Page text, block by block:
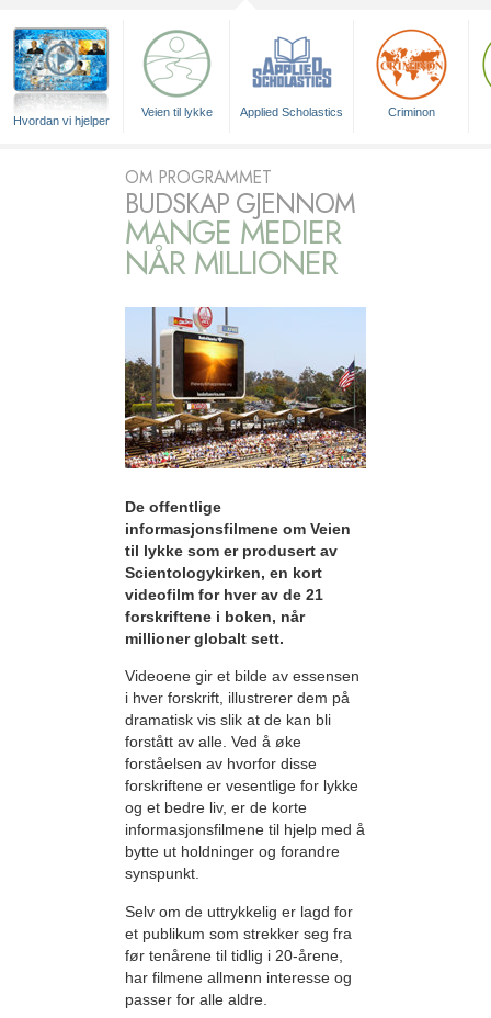
Hvordan vi hjelper
Veien til lykke Applied Scholastics Criminon
OM PROGRAMMET
BUDSKAP GJENNOM
MANGE MEDIER
NÅR MILLIONER
De offentlige
informasjonsfilmene om Veien
til lykke som er produsert av
Scientologykirken, en kort
videofilm for hver av de 21
forskriftene i boken, når
millioner globalt sett.
Videoene gir et bilde av essensen
i hver forskrift, illustrerer dem på
dramatisk vis slik at de kan bli
forstått av alle. Ved å øke
forståelsen av hvorfor disse
forskriftene er vesentlige for lykke
og et bedre liv, er de korte
informasjonsfilmene til hjelp med å
bytte ut holdninger og forandre
synspunkt.
Selv om de uttrykkelig er lagd for
et publikum som strekker seg fra
før tenårene til tidlig i 20-årene,
har filmene allmenn interesse og
passer for alle aldre.